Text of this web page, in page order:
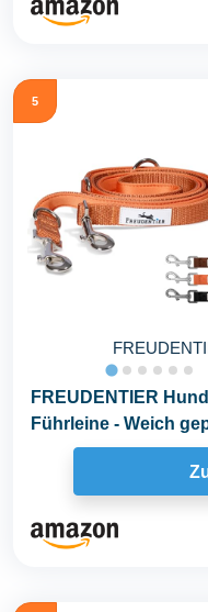
5
FREUDENTIER
Führleine - Weich
Hand...